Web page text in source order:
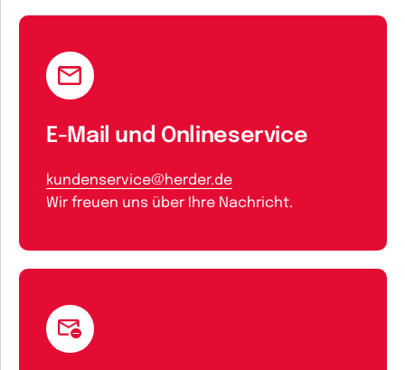
E-Mail und Onlineservice
kundenservice@herder.de
Wir freuen uns über Ihre Nachricht.